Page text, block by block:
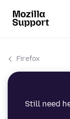
Firefox
Still need